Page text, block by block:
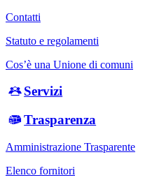
Contatti
Statuto e regolamenti
Cos’è una Unione di comuni
Servizi
Trasparenza
Amministrazione Trasparente
Elenco fornitori